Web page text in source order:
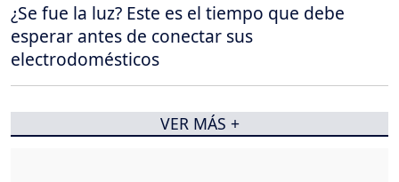
¿Se fue la luz? Este es el tiempo que debe
esperar antes de conectar sus
electrodomésticos
VER MÁS +